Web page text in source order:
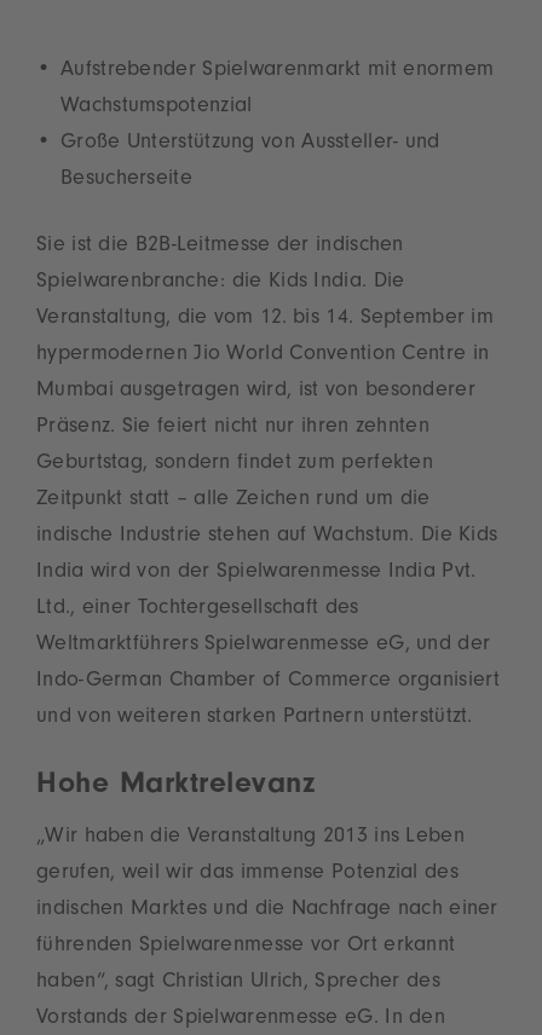
Aufstrebender Spielwarenmarkt mit enormem
Wachstumspotenzial
Große Unterstützung von Aussteller- und
Besucherseite
Sie ist die B2B-Leitmesse der indischen
Spielwarenbranche: die Kids India. Die
Veranstaltung, die vom 12. bis 14. September im
hypermodernen Jio World Convention Centre in
Mumbai ausgetragen wird, ist von besonderer
Präsenz. Sie feiert nicht nur ihren zehnten
Geburtstag, sondern findet zum perfekten
Zeitpunkt statt – alle Zeichen rund um die
indische Industrie stehen auf Wachstum. Die Kids
India wird von der Spielwarenmesse India Pvt.
Ltd., einer Tochtergesellschaft des
Weltmarktführers Spielwarenmesse eG, und der
Indo-German Chamber of Commerce organisiert
und von weiteren starken Partnern unterstützt.
Hohe Marktrelevanz
„Wir haben die Veranstaltung 2013 ins Leben
gerufen, weil wir das immense Potenzial des
indischen Marktes und die Nachfrage nach einer
führenden Spielwarenmesse vor Ort erkannt
haben“, sagt Christian Ulrich, Sprecher des
Vorstands der Spielwarenmesse eG. In den